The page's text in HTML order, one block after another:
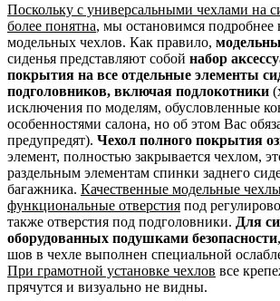
Поскольку с универсальными чехлами на
более понятна, мы остановимся подробнее
модельных чехлов. Как правило,
сиденья представляют собой набор
покрытия на все отдельные элементы
подголовников, включая подлокотники
исключения по моделям, обусловленные
особенностями салона, но об этом Вас
предупредят). Чехол полного покрытия
элемент, полностью закрывается чехлом,
раздельным элементам спинки заднего
багажника. Качественные модельные
функциональные отверстия под
также отверстия под подголовники. Для
оборудованных подушками безопасности
шов в чехле выполнен специальной
При грамотной установке чехлов все
прячутся и визуально не видны.